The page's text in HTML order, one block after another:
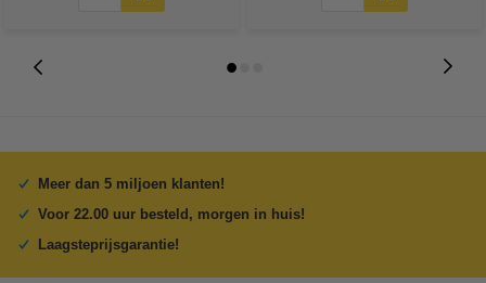
Meer dan 5 miljoen klanten!
Voor 22.00 uur besteld, morgen in huis!
Laagsteprijsgarantie!